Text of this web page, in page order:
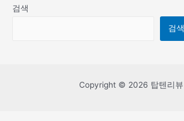
검색
검색
Copyright © 2026 탑텐리뷰